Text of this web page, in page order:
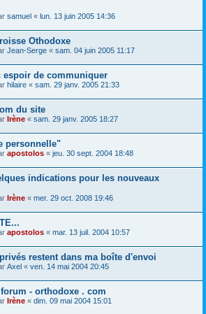
samuel « lun. 13 juin 2005 14:36
Othodoxe
Jean-Serge « sam. 04 juin 2005 11:17
espoir de communiquer
hilaire « sam. 29 janv. 2005 21:33
du site
Irène « sam. 29 janv. 2005 18:27
personnelle"
apostolos « jeu. 30 sept. 2004 18:48
indications pour les nouveaux
Irène « mer. 29 oct. 2008 19:46
apostolos « mar. 13 juil. 2004 10:57
restent dans ma boîte d'envoi
Axel « ven. 14 mai 2004 20:45
- orthodoxe . com
Irène « dim. 09 mai 2004 15:01